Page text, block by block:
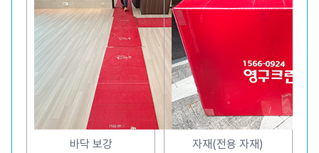
바닥 보강 자재(전용 자재)